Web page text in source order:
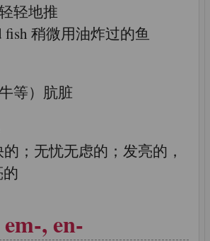
轻地推
稍微用油炸过的鱼
等）肮脏
；无忧无虑的；发亮的，
em-, en-